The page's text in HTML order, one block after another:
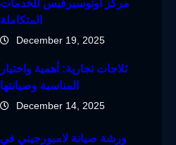
مركز اوتوسيرفيس للخدمات
المتكاملة
December 19, 2025
ثلاجات تجارية: أهمية واختيار
المناسبة وصيانتها
December 14, 2025
ورشة صيانة لامبورجيني في